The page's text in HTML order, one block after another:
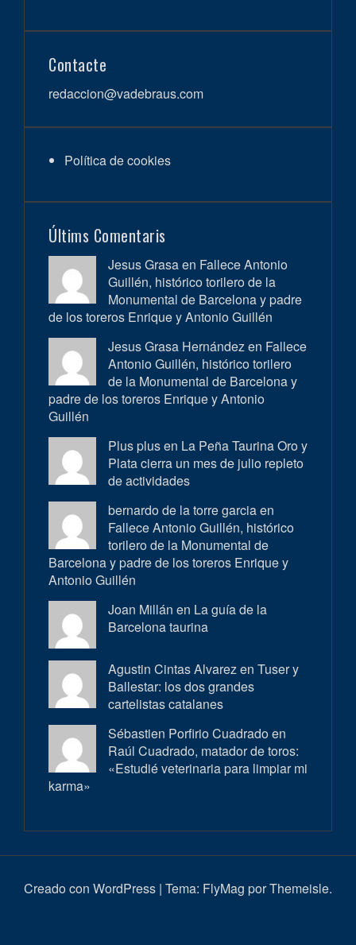
Contacte
redaccion@vadebraus.com
Política de cookies
Últims Comentaris
Jesus Grasa en Fallece Antonio
Guillén, histórico torilero de la
Monumental de Barcelona y padre
de los toreros Enrique y Antonio Guillén
Jesus Grasa Hernández en Fallece
Antonio Guillén, histórico torilero
de la Monumental de Barcelona y
padre de los toreros Enrique y Antonio
Guillén
Plus plus en La Peña Taurina Oro y
Plata cierra un mes de julio repleto
de actividades
bernardo de la torre garcia en
Fallece Antonio Guillén, histórico
torilero de la Monumental de
Barcelona y padre de los toreros Enrique y
Antonio Guillén
Joan Millán en La guía de la
Barcelona taurina
Agustin Cintas Alvarez en Tuser y
Ballestar: los dos grandes
cartelistas catalanes
Sébastien Porfirio Cuadrado en
Raúl Cuadrado, matador de toros:
«Estudié veterinaria para limpiar mi
karma»
Creado con WordPress | Tema: FlyMag por Themeisle.